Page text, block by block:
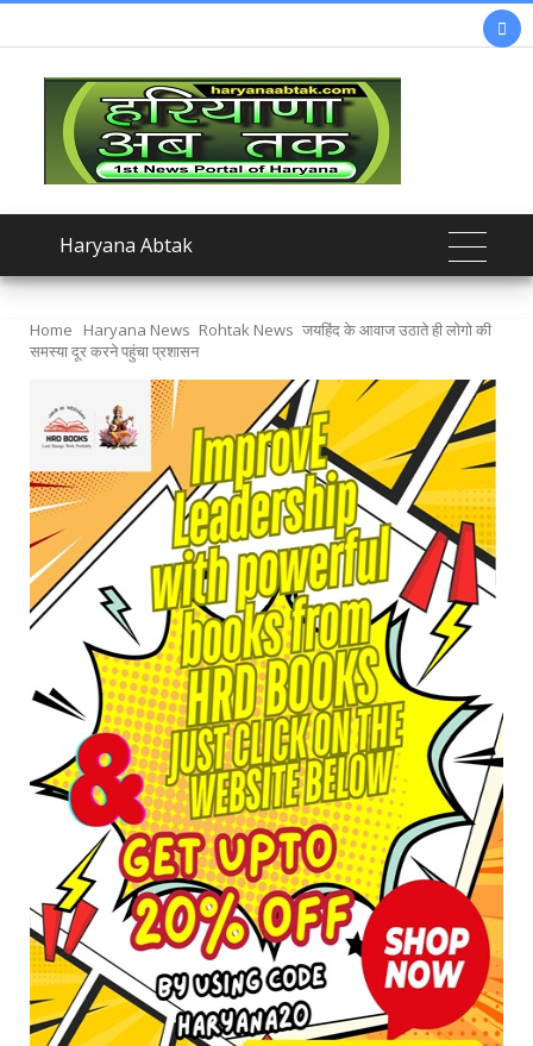

Haryana Abtak
Home Haryana News Rohtak News जयहिंद के आवाज उठाते ही लोगो की
समस्या दूर करने पहुंचा प्रशासन